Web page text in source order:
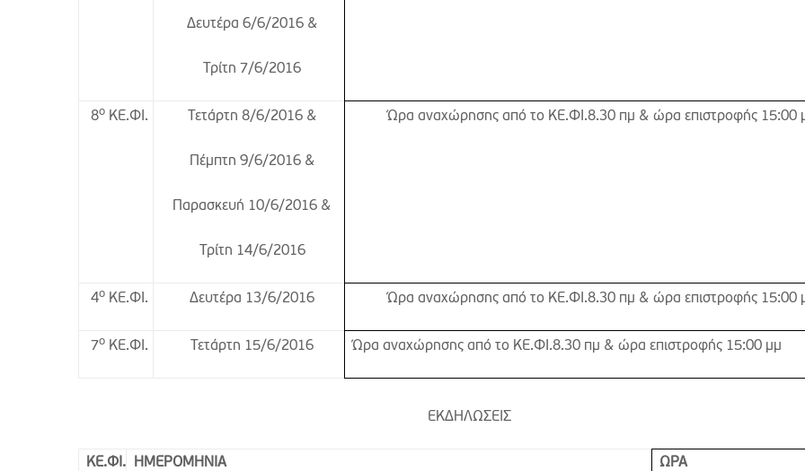
Δευτέρα 6/6/2016 &
Τρίτη 7/6/2016
8οΚΕ.ΦΙ. Τετάρτη 8/6/2016 &
Πέμπτη 9/6/2016 &
Παρασκευή 10/6/2016 &
Τρίτη 14/6/2016
Ώρα αναχώρησης από το ΚΕ.ΦΙ.8.30 πμ & ώρα επιστροφής 15:00
4οΚΕ.ΦΙ. Δευτέρα 13/6/2016 Ώρα αναχώρησης από το ΚΕ.ΦΙ.8.30 πμ & ώρα επιστροφής 15:00
7οΚΕ.ΦΙ. Τετάρτη 15/6/2016 Ώρα αναχώρησης από το ΚΕ.ΦΙ.8.30 πμ & ώρα επιστροφής 15:00 μμ
ΕΚΔΗΛΩΣΕΙΣ
ΚΕ.ΦΙ. ΗΜΕΡΟΜΗΝΙΑ ΩΡΑ